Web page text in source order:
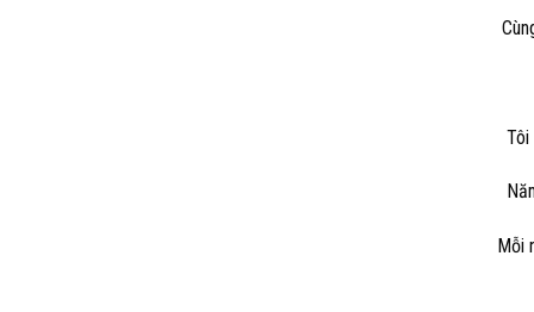
Tôi
Mỗi